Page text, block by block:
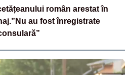
român arestat în
au fost înregistrate